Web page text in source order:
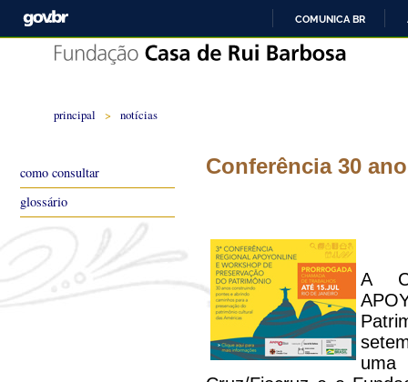
COMUNICA BR
principal > notícias
Conferência 30
A
uma
como consultar
glossário